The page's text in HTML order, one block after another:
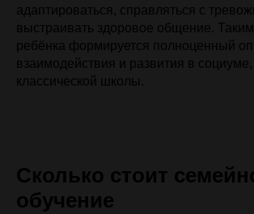
адаптироваться, справляться с
выстраивать здоровое общение.
ребёнка формируется полноценный
взаимодействия и развития в
классической школы.
Сколько стоит
обучение